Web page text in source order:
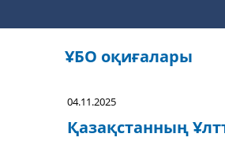
ҰБО оқиғалары
04.11.2025
Қазақстанның